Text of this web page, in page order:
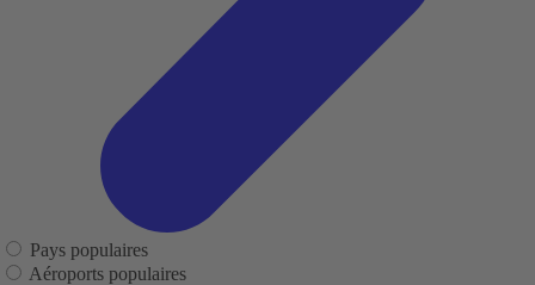
Pays populaires
Aéroports populaires